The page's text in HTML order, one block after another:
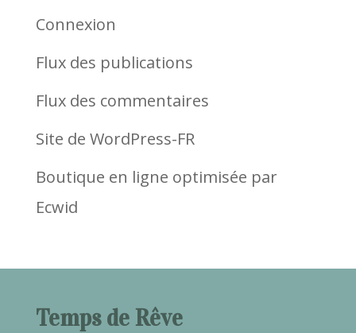
Connexion
Flux des publications
Flux des commentaires
Site de WordPress-FR
Boutique en ligne optimisée par
Ecwid
Temps de Rêve